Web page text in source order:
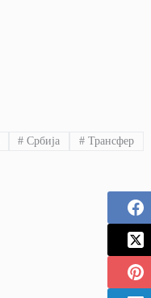
# Србија # Трансфер